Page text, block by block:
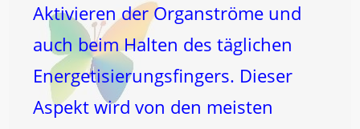
Aktivieren der Organströme und
auch beim Halten des täglichen
Energetisierungsfingers. Dieser
Aspekt wird von den meisten